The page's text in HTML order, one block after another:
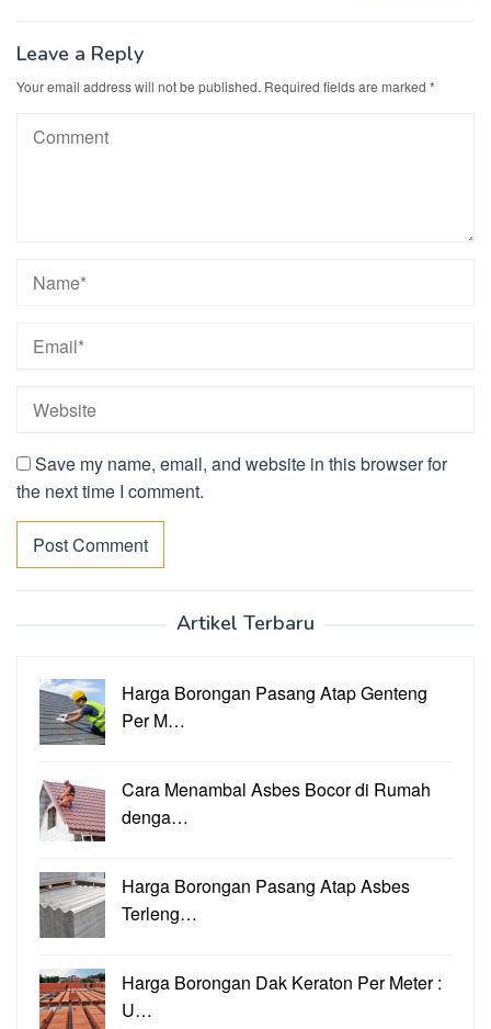
Leave a Reply
Your email address will not be published. Required fields are marked *
Save my name, email, and website in this browser for
the next time I comment.
Artikel Terbaru
Harga Borongan Pasang Atap Genteng
Per M…
Cara Menambal Asbes Bocor di Rumah
denga…
Harga Borongan Pasang Atap Asbes
Terleng…
Harga Borongan Dak Keraton Per Meter :
U…